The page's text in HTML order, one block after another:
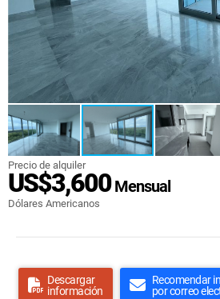
Precio de alquiler
US$3,600Mensual
Dólares Americanos
Descargar
información
Recomendar
por correo